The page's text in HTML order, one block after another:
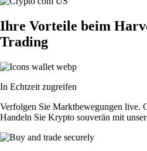
Ihre Vorteile beim
Trading
In Echtzeit zugreifen
Verfolgen Sie Marktbewegungen live.
Handeln Sie Krypto souverän mit